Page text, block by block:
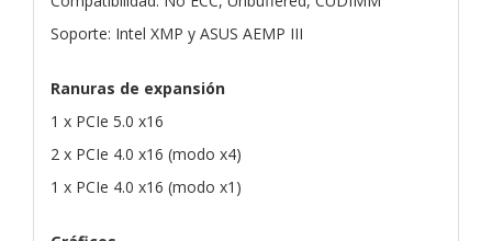
Soporte: Intel XMP y ASUS AEMP III
Ranuras de expansión
1 x PCIe 5.0 x16
2 x PCIe 4.0 x16 (modo x4)
1 x PCIe 4.0 x16 (modo x1)